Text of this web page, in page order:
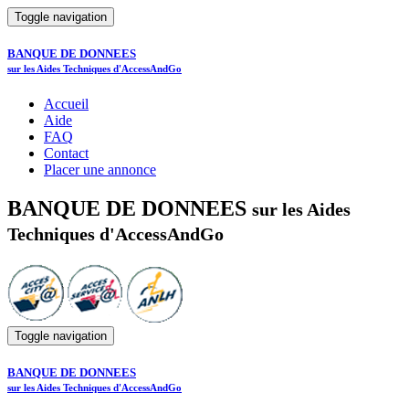
Toggle navigation
BANQUE DE DONNEES
sur les Aides Techniques d'AccessAndGo
Accueil
Aide
FAQ
Contact
Placer une annonce
BANQUE DE DONNEES sur les Aides
Techniques d'AccessAndGo
Toggle navigation
BANQUE DE DONNEES
sur les Aides Techniques d'AccessAndGo